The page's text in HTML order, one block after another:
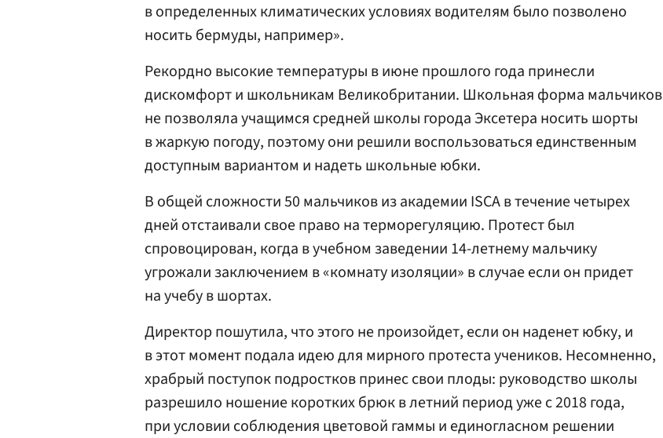
в определенных климатических условиях водителям было позволено
носить бермуды, например».
Рекордно высокие температуры в июне прошлого года принесли
дискомфорт и школьникам Великобритании. Школьная форма мальчиков
не позволяла учащимся средней школы города Эксетера носить шорты
в жаркую погоду, поэтому они решили воспользоваться единственным
доступным вариантом и надеть школьные юбки.
В общей сложности 50 мальчиков из академии ISCA в течение четырех
дней отстаивали свое право на терморегуляцию. Протест был
спровоцирован, когда в учебном заведении 14-летнему мальчику
угрожали заключением в «комнату изоляции» в случае если он придет
на учебу в шортах.
Директор пошутила, что этого не произойдет, если он наденет юбку, и
в этот момент подала идею для мирного протеста учеников. Несомненно,
храбрый поступок подростков принес свои плоды: руководство школы
разрешило ношение коротких брюк в летний период уже с 2018 года,
при условии соблюдения цветовой гаммы и единогласном решении